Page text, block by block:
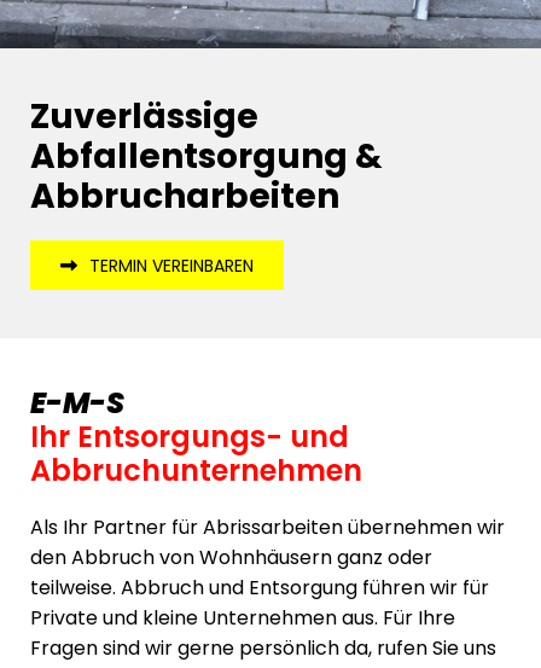
Zuverlässige
Abfallentsorgung &
Abbrucharbeiten
TERMIN VEREINBAREN
E-M-S
Ihr Entsorgungs- und
Abbruchunternehmen
Als Ihr Partner für Abrissarbeiten übernehmen wir
den Abbruch von Wohnhäusern ganz oder
teilweise. Abbruch und Entsorgung führen wir für
Private und kleine Unternehmen aus. Für Ihre
Fragen sind wir gerne persönlich da, rufen Sie uns